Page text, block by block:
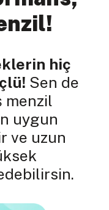
hiç
Sen de
menzil
uygun
ve uzun